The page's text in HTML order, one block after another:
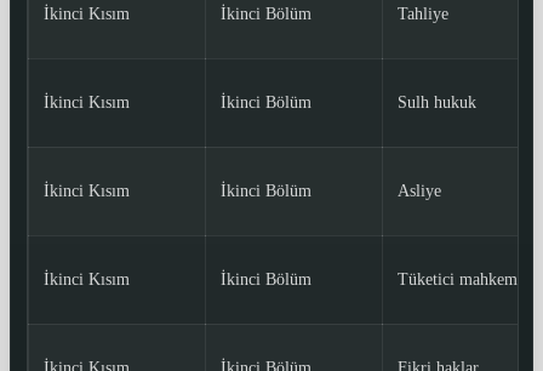
İkinci Kısım İkinci Bölüm Tahliye
İkinci Kısım İkinci Bölüm Sulh hukuk
İkinci Kısım İkinci Bölüm Asliye
İkinci Kısım İkinci Bölüm Tüketici mahkemesi